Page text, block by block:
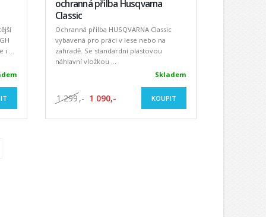
i ...
ochranná přilba Husqvarna
Classic
Ochranná přilba HUSQVARNA Classic
vybavená pro práci v lese nebo na
zahradě. Se standardní plastovou
náhlavní vložkou ...
Skladem
1 299 ,- 1 090,- KOUPIT